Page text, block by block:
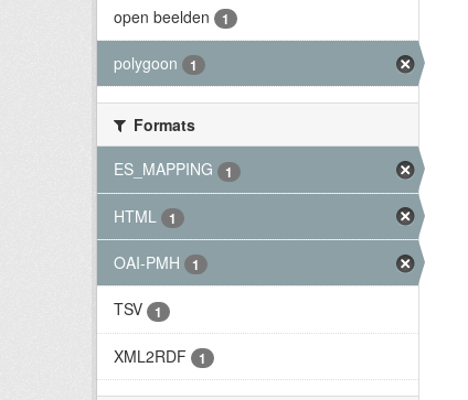
open beelden 1
polygoon 1
Formats
ES_MAPPING
1
HTML 1
OAI-PMH 1
TSV 1
XML2RDF 1